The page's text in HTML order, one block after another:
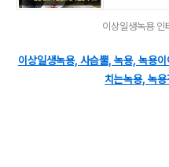
이상일생녹용 인
이상일생녹용, 사슴뿔, 녹용, 녹용
치는녹용, 녹용